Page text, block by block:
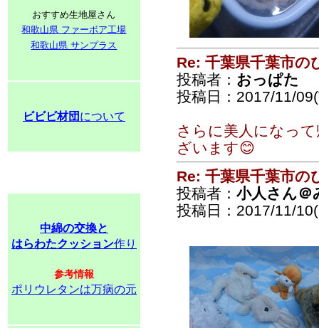
おすすめ生地屋さん
和歌山県 ファーボア工場
和歌山県 サンプラス
ビビビ材団 について
中綿の交換と
はらわたクッション作り
参考情報
ポリウレタンは万病の元
Re: 千葉県千葉市の
投稿者： おっぱた
投稿日：2017/11/
さらに美人になっ
ざいます😊
Re: 千葉県千葉市の
投稿者： 小人さん＠
投稿日：2017/11/